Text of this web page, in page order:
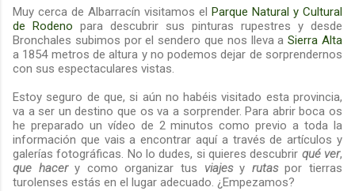
Muy cerca de Albarracín visitamos el Parque Natural y Cultural
de Rodeno para descubrir sus pinturas rupestres y desde
Bronchales subimos por el sendero que nos lleva aSierra Alta
a 1854 metros de altura y no podemos dejar de sorprendernos
con sus espectaculares vistas.
Estoy seguro de que, si aún no habéis visitado esta provincia,
va a ser un destino que os va a sorprender. Para abrir boca os
he preparado un vídeo de 2 minutos como previo a toda la
información que vais a encontrar aquí a través de artículos y
galerías fotográficas. No lo dudes, si quieres descubrir qué ver,
que hacery como organizar tus viajesy rutaspor tierras
turolenses estás en el lugar adecuado. ¿Empezamos?